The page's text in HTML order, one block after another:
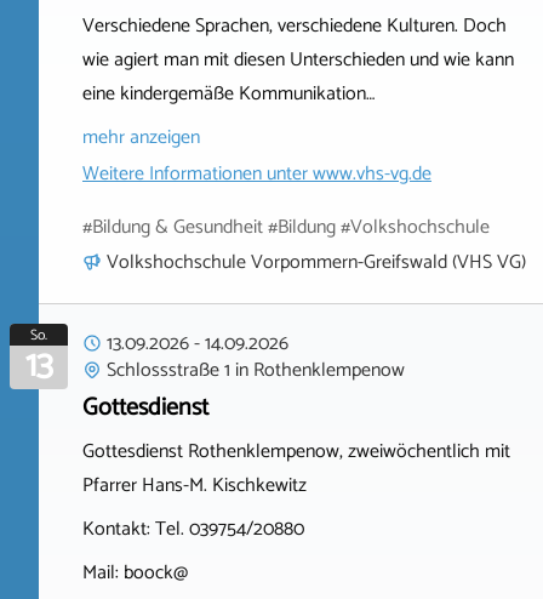
Verschiedene Sprachen, verschiedene Kulturen. Doch
wie agiert man mit diesen Unterschieden und wie kann
eine kindergemäße Kommunikation…
mehr anzeigen
Weitere Informationen unterwww.vhs-vg.de
#Bildung & Gesundheit #Bildung #Volkshochschule
Volkshochschule Vorpommern-Greifswald (VHS VG)
So.
13 13.09.2026-14.09.2026
Schlossstraße 1 inRothenklempenow
Gottesdienst
Gottesdienst Rothenklempenow, zweiwöchentlich mit
Pfarrer Hans-M. Kischkewitz
Kontakt: Tel. 039754/20880
Mail: boock@